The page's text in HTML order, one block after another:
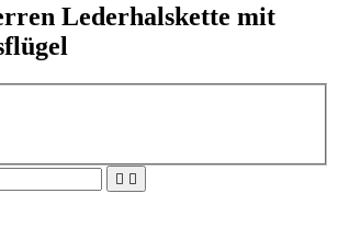
Lederhalskette mit
 